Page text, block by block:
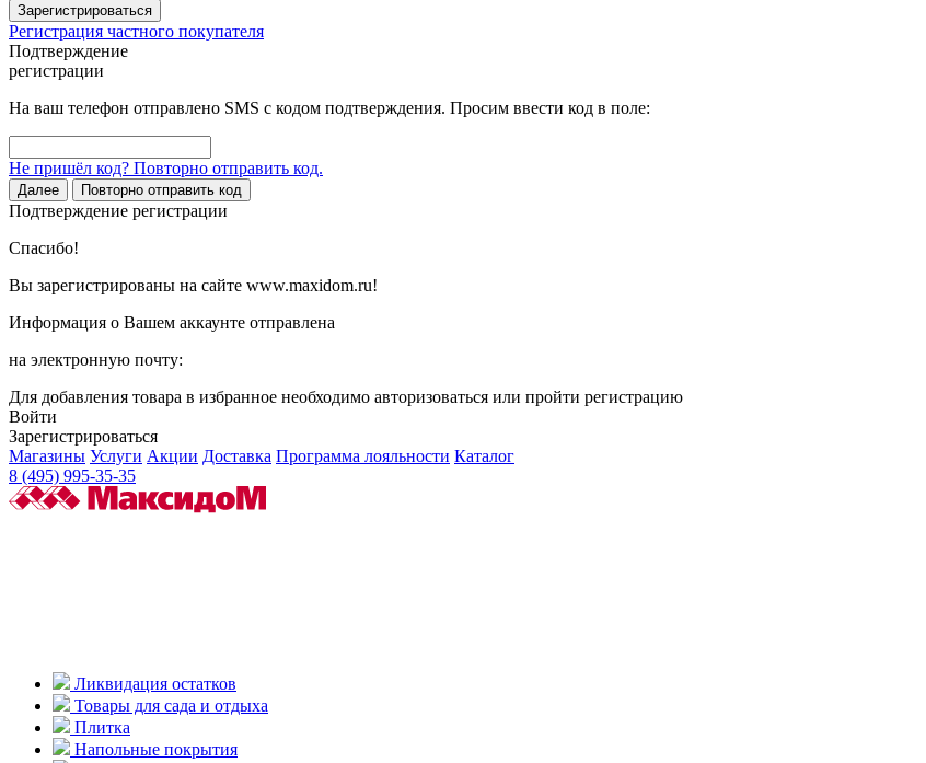
Зарегистрироваться
Регистрация частного покупателя
Подтверждение
регистрации
На ваш телефон отправлено SMS с кодом подтверждения. Просим ввести код в поле:
Не пришёл код? Повторно отправить код.
Далее Повторно отправить код
Подтверждение регистрации
Спасибо!
Вы зарегистрированы на сайте www.maxidom.ru!
Информация о Вашем аккаунте отправлена
на электронную почту:
Для добавления товара в избранное необходимо авторизоваться или пройти регистрацию
Войти
Зарегистрироваться
Магазины Услуги Акции Доставка Программа лояльности Каталог
8 (495) 995-35-35
Ликвидация остатков
Товары для сада и отдыха
Плитка
Напольные покрытия